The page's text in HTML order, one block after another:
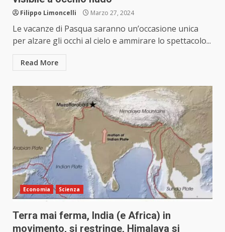
Filippo Limoncelli Marzo 27, 2024
Le vacanze di Pasqua saranno un’occasione unica
per alzare gli occhi al cielo e ammirare lo spettacolo...
Read More
Economia Scienza
Terra mai ferma, India (e Africa) in
movimento, si restringe, Himalaya si